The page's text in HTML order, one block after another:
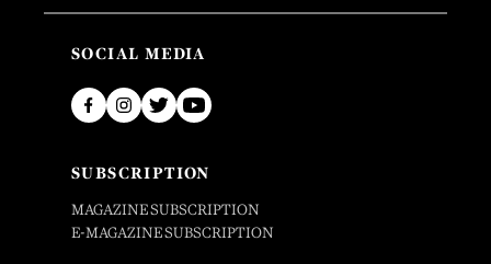
SOCIAL MEDIA
SUBSCRIPTION
MAGAZINE SUBSCRIPTION
E-MAGAZINE SUBSCRIPTION